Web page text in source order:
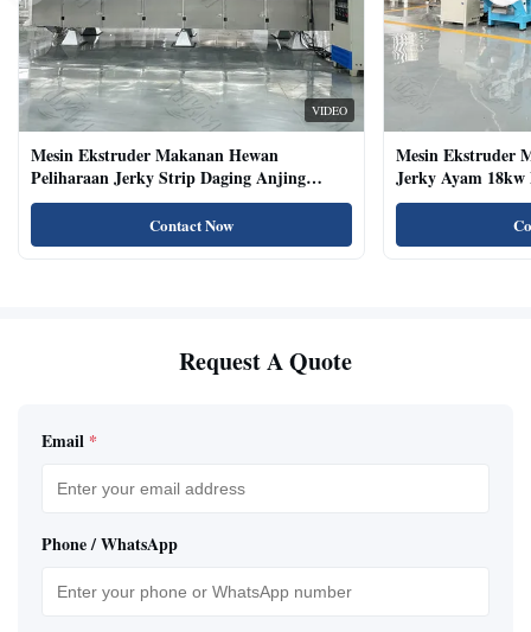
VIDEO
Mesin Ekstruder Makanan Hewan
Peliharaan Jerky Strip Daging Anjing
Dengan Sistem Baki Otomatis
Contact Now
Mesin Ekstruder
Jerky Ayam
Kucing Kering
Request A Quote
Email *
Phone / WhatsApp